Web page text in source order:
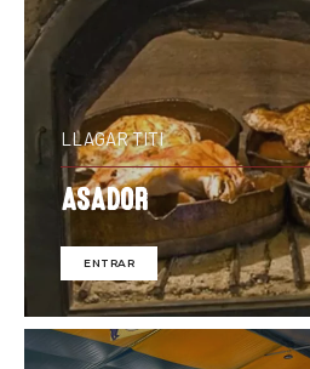
LLAGAR TITI
ASADOR
ENTRAR